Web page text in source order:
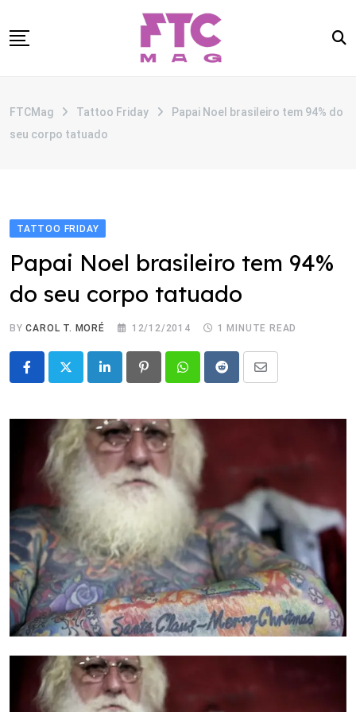
to
CATEGORIAS
FTCMag Tattoo Friday
Papai Noel brasileiro tem 94% do
seu corpo tatuado
TATTOO FRIDAY
Papai Noel brasileiro tem 94%
do seu corpo tatuado
BYCAROL T. MORÉ 12/12/2014 1 MINUTE READ
LinkedIn PinterestWhatsappRedditShare
Email